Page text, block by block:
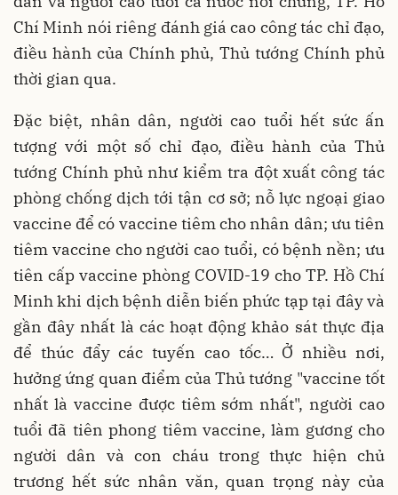
Chí Minh nói riêng đánh giá cao công tác chỉ đạo,
điều hành của Chính phủ, Thủ tướng Chính phủ
thời gian qua.
Đặc biệt, nhân dân, người cao tuổi hết sức ấn
tượng với một số chỉ đạo, điều hành của Thủ
tướng Chính phủ như kiểm tra đột xuất công tác
phòng chống dịch tới tận cơ sở; nỗ lực ngoại giao
vaccine để có vaccine tiêm cho nhân dân; ưu tiên
tiêm vaccine cho người cao tuổi, có bệnh nền; ưu
tiên cấp vaccine phòng COVID-19 cho TP. Hồ Chí
Minh khi dịch bệnh diễn biến phức tạp tại đây và
gần đây nhất là các hoạt động khảo sát thực địa
để thúc đẩy các tuyến cao tốc… Ở nhiều nơi,
hưởng ứng quan điểm của Thủ tướng "vaccine tốt
nhất là vaccine được tiêm sớm nhất", người cao
tuổi đã tiên phong tiêm vaccine, làm gương cho
người dân và con cháu trong thực hiện chủ
trương hết sức nhân văn, quan trọng này của